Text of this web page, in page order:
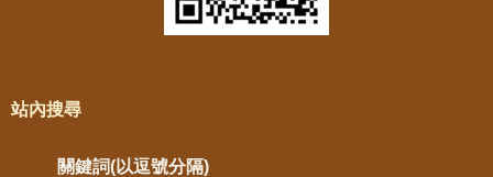
站內搜尋
關鍵詞(以逗號分隔)